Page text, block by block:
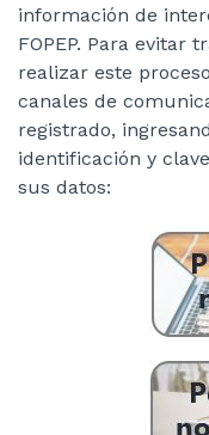
información de
FOPEP. Para evitar
realizar este
canales de
registrado,
identificación y
sus datos: